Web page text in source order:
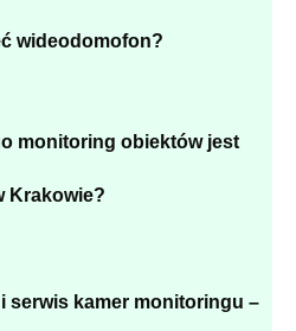
wideodomofon?
monitoring obiektów jest
Krakowie?
i serwis kamer monitoringu –